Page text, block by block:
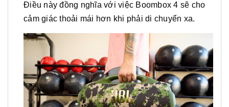
Điều này đồng nghĩa với việc Boombox 4 sẽ cho
cảm giác thoải mái hơn khi phải di chuyển xa.